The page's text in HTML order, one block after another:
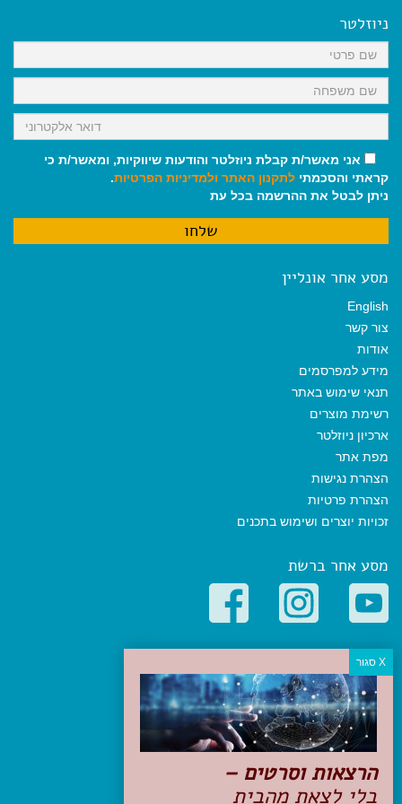
k
p
m
ניוזלטר
אני מאשר/ת קבלת ניוזלטר והודעות שיווקיות, ומאשר/ת כי
קראתי והסכמתי לתקנון האתר ולמדיניות הפרטיות.
ניתן לבטל את ההרשמה בכל עת
מסע אחר אונליין
English
צור קשר
אודות
מידע למפרסמים
תנאי שימוש באתר
רשימת מוצרים
ארכיון ניוזלטר
מפת אתר
הצהרת נגישות
הצהרת פרטיות
זכויות יוצרים ושימוש בתכנים
מסע אחר ברשת
קטגוריות פופולריות
יעדים
טיולים בישראל
מלונות בוטיק בישראל
טיפים והמלצות
הכנות לנסיעה
טיולי ג'יפים
הרצאות וסרטים –
בלי לצאת מהבית